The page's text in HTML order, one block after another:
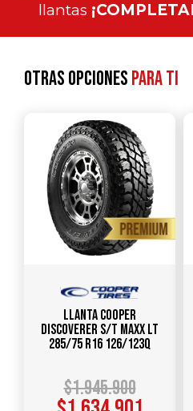
llantas
Otras opcionespara ti
Llanta COOPER
DISCOVERER S/T MAXX LT
285/75 R16 126/123Q
$1.945.900